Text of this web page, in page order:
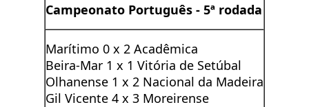
Campeonato Português - 5ª rodada
Marítimo 0 x 2 Acadêmica
Beira-Mar 1 x 1 Vitória de Setúbal
Olhanense 1 x 2 Nacional da Madeira
Gil Vicente 4 x 3 Moreirense